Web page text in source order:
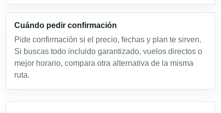
Cuándo pedir confirmación
Pide confirmación si el precio, fechas y plan te sirven.
Si buscas todo incluido garantizado, vuelos directos o
mejor horario, compara otra alternativa de la misma
ruta.